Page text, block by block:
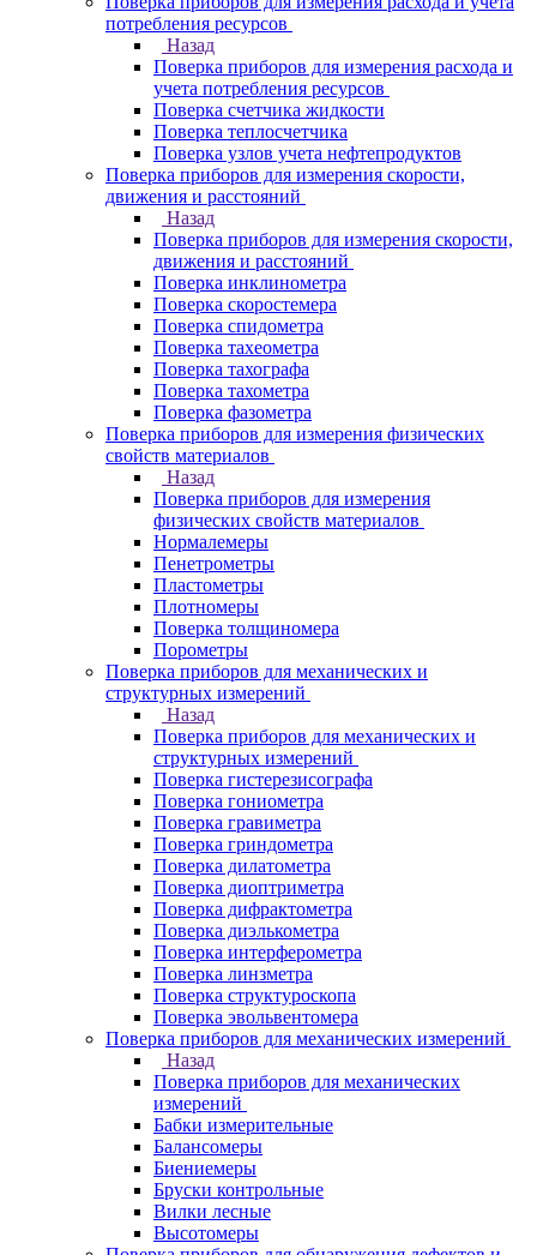
потребления ресурсов
Назад
Поверка приборов для измерения расхода и
учета потребления ресурсов
Поверка счетчика жидкости
Поверка теплосчетчика
Поверка узлов учета нефтепродуктов
Поверка приборов для измерения скорости,
движения и расстояний
Назад
Поверка приборов для измерения скорости,
движения и расстояний
Поверка инклинометра
Поверка скоростемера
Поверка спидометра
Поверка тахеометра
Поверка тахографа
Поверка тахометра
Поверка фазометра
Поверка приборов для измерения физических
свойств материалов
Назад
Поверка приборов для измерения
физических свойств материалов
Нормалемеры
Пенетрометры
Пластометры
Плотномеры
Поверка толщиномера
Порометры
Поверка приборов для механических и
структурных измерений
Назад
Поверка приборов для механических и
структурных измерений
Поверка гистерезисографа
Поверка гониометра
Поверка гравиметра
Поверка гриндометра
Поверка дилатометра
Поверка диоптриметра
Поверка дифрактометра
Поверка диэлькометра
Поверка интерферометра
Поверка линзметра
Поверка структуроскопа
Поверка эвольвентомера
Поверка приборов для механических измерений
Назад
Поверка приборов для механических
измерений
Бабки измерительные
Балансомеры
Биениемеры
Бруски контрольные
Вилки лесные
Высотомеры